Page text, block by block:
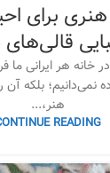
برای
خانه هر ایرانی
بلکه آن
هنر،...
READING